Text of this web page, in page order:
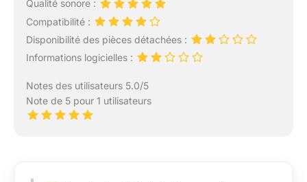
Qualité sonore :
Compatibilité :
Disponibilité des pièces détachées :
Informations logicielles :
Notes des utilisateurs 5.0/5
Note de 5 pour 1 utilisateurs